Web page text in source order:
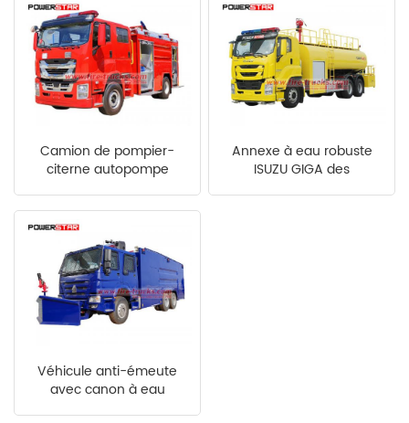
Camion de pompier-
citerne autopompe
Annexe à eau robuste
ISUZU GIGA des
Véhicule anti-émeute
avec canon à eau